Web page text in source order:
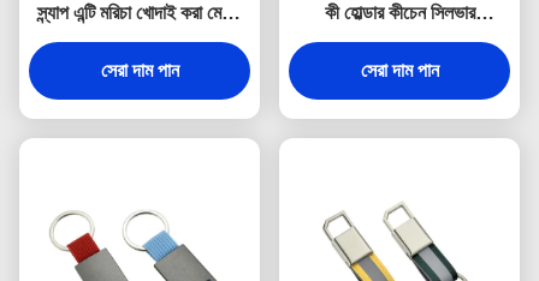
স্ন্যাপ এন্টি মরিচা খোদাই করা মেটাল
কীরিং
সেরা দাম পান
কী হোল্ডার কীচেন সিলভার
ইলেক্ট্রোপ্লেটিং
সেরা দাম পান